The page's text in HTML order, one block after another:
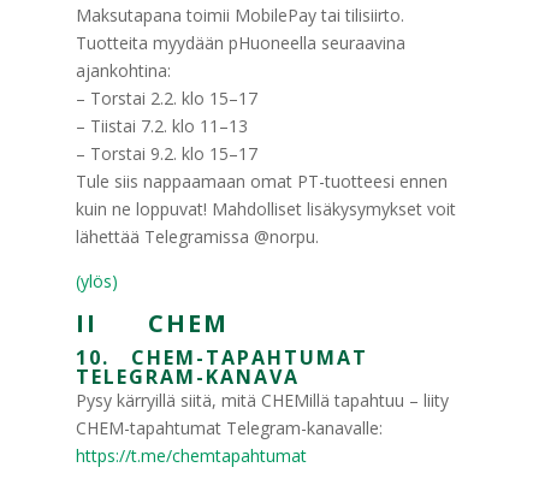
Maksutapana toimii MobilePay tai tilisiirto.
Tuotteita myydään pHuoneella seuraavina
ajankohtina:
– Torstai 2.2. klo 15–17
– Tiistai 7.2. klo 11–13
– Torstai 9.2. klo 15–17
Tule siis nappaamaan omat PT-tuotteesi ennen
kuin ne loppuvat! Mahdolliset lisäkysymykset voit
lähettää Telegramissa @norpu.
(ylös)
II CHEM
10. CHEM-TAPAHTUMAT
TELEGRAM-KANAVA
Pysy kärryillä siitä, mitä CHEMillä tapahtuu – liity
CHEM-tapahtumat Telegram-kanavalle:
https://t.me/chemtapahtumat